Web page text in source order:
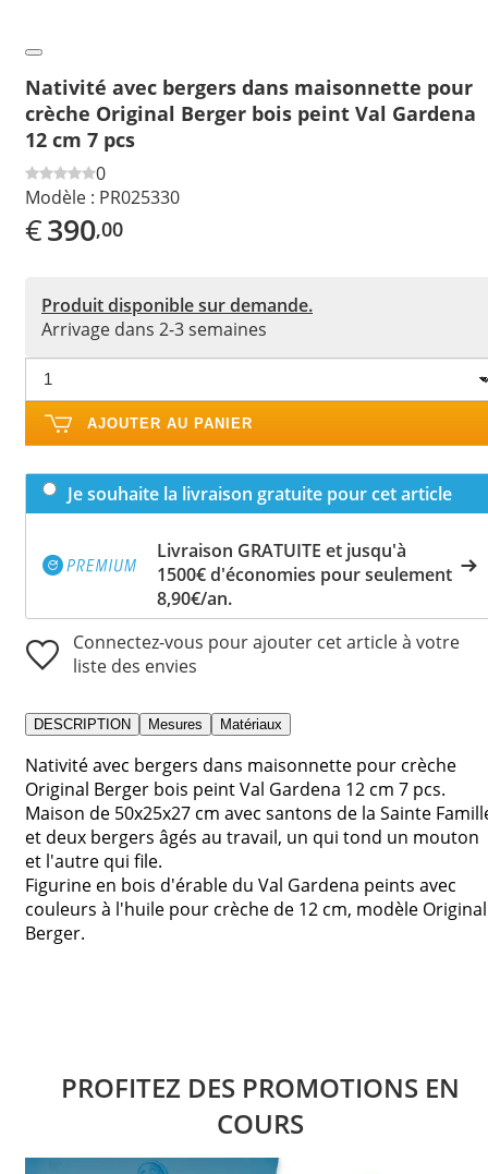
Nativité avec bergers dans maisonnette pour
crèche Original Berger bois peint Val Gardena
12 cm 7 pcs
0
Modèle : PR025330
€390,00
Produit disponible sur demande.
Arrivage dans 2-3 semaines
AJOUTER AU PANIER
Je souhaite la livraison gratuite pour cet article
Livraison GRATUITE et jusqu'à
1500€ d'économies pour seulement
8,90€/an.
Connectez-vous pour ajouter cet article à votre
liste des envies
DESCRIPTION Mesures Matériaux
Nativité avec bergers dans maisonnette pour crèche
Original Berger bois peint Val Gardena 12 cm 7 pcs.
Maison de 50x25x27 cm avec santons de la Sainte
et deux bergers âgés au travail, un qui tond un mouton
et l'autre qui file.
Figurine en bois d'érable du Val Gardena peints avec
couleurs à l'huile pour crèche de 12 cm, modèle Original
Berger.
PROFITEZ DES PROMOTIONS EN
COURS